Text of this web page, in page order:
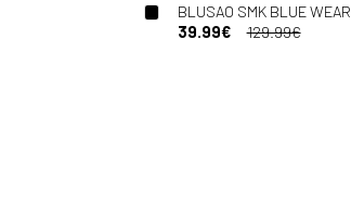
BLUSAO SMK BLUE WEAR
39.99€
129.99€